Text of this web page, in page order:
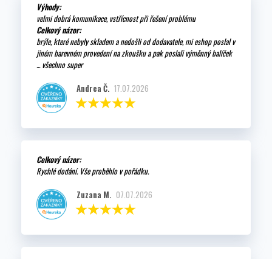
Výhody:
velmi dobrá komunikace, vstřícnost při řešení problému
Celkový názor:
brýle, které nebyly skladem a nedošli od dodavatele, mi eshop poslal v
jiném barevném provedení na zkoušku a pak poslali výměnný balíček
... všechno super
Andrea Č. 17.07.2026
Celkový názor:
Rychlé dodání. Vše proběhlo v pořádku.
Zuzana M. 07.07.2026